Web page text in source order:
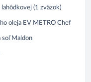
(1 zväzok)
oleja EV METRO Chef
soľ Maldon